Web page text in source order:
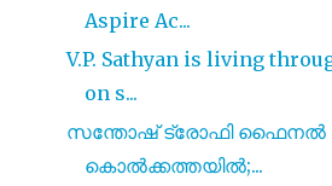
Aspire Ac...
V.P. Sathyan is living
on s...
സന്തോഷ് ട്രോഫി ഫൈനൽ
കൊൽക്കത്തയിൽ;...